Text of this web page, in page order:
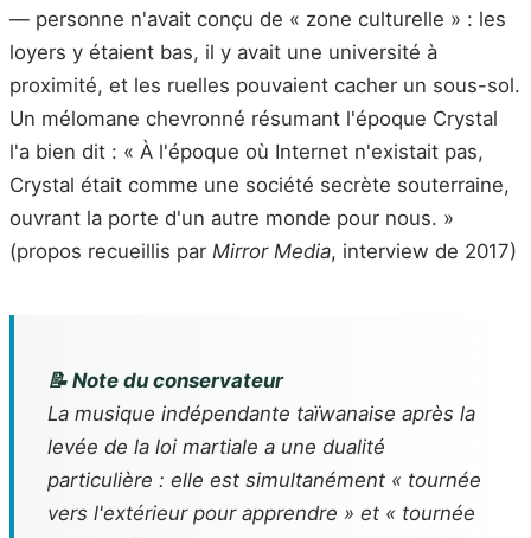
— personne n'avait conçu de « zone culturelle » : les
loyers y étaient bas, il y avait une université à
proximité, et les ruelles pouvaient cacher un sous-sol.
Un mélomane chevronné résumant l'époque Crystal
l'a bien dit : « À l'époque où Internet n'existait pas,
Crystal était comme une société secrète souterraine,
ouvrant la porte d'un autre monde pour nous. »
(propos recueillis par Mirror Media, interview de 2017)
📝 Note du conservateur
La musique indépendante taïwanaise après la
levée de la loi martiale a une dualité
particulière : elle est simultanément « tournée
vers l'extérieur pour apprendre » et « tournée